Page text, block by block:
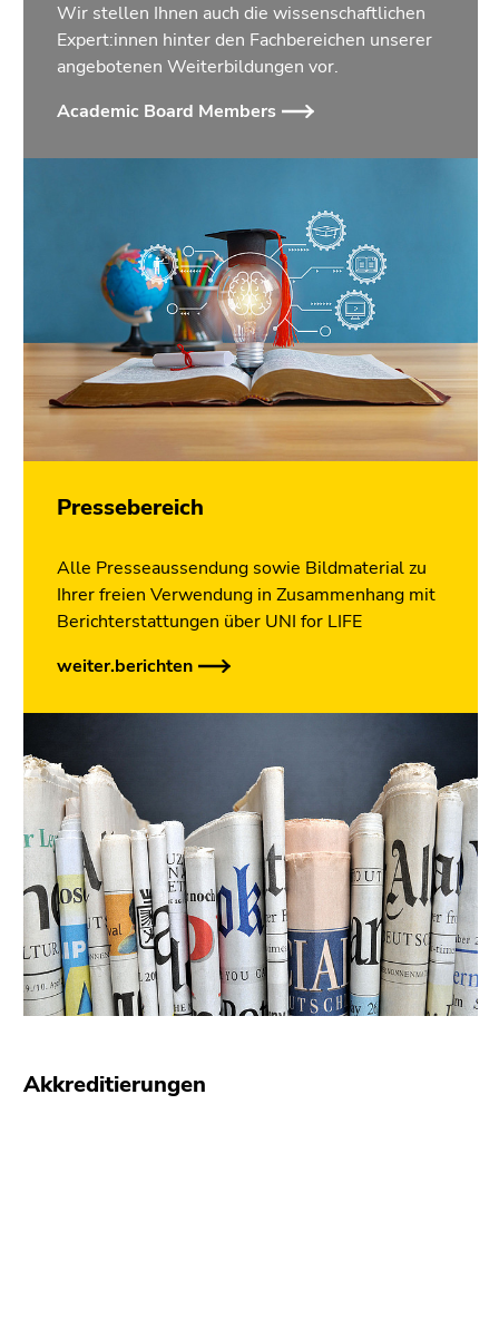
Wir stellen Ihnen auch die wissenschaftlichen
Expert:innen hinter den Fachbereichen unserer
angebotenen Weiterbildungen vor.
Academic Board Members
Pressebereich
Alle Presseaussendung sowie Bildmaterial zu
Ihrer freien Verwendung in Zusammenhang mit
Berichterstattungen über UNI for LIFE
weiter.berichten
Akkreditierungen